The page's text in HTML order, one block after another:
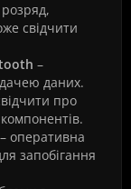
свідчити
–
даних.
про
– оперативна
запобігання